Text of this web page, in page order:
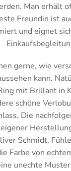
Man erhält
Freundin ist
und eignet
gerne, wie
kann.
mit Brillant in
schöne
Die
Schmidt.
Farbe von
unechte